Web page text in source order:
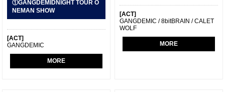
①GANGDEMIDNIGHT TOUR O
NEMAN SHOW
[ACT]
GANGDEMIC
MORE
[ACT]
GANGDEMIC / 8bitBRAIN / CALET
WOLF
MORE